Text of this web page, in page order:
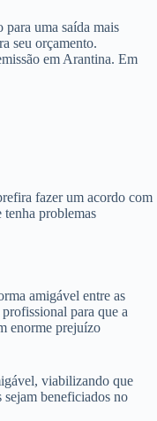
uma saída mais
seu orçamento.
em Arantina. Em
fazer um acordo com
tenha problemas
amigável entre as
para que a
enorme prejuízo
viabilizando que
sejam beneficiados no